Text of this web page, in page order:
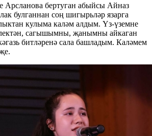
бертуган абыйсы Айназ
булганнан соң шигырьләр язарга
кулыма каләм алдым. Үз-үземне
сагышымны, җанымны айкаган
битләренә сала башладым. Каләмем